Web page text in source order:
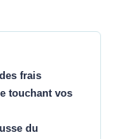
frais
touchant vos
du